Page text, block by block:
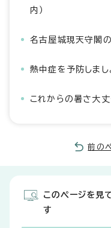
内）
名古屋城現天守閣
熱中症を予防しまし
これからの暑さ大
前の
このページを見
す